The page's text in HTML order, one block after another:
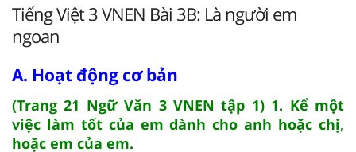
Tiếng Việt 3 VNEN Bài 3B: Là người em
ngoan
A. Hoạt động cơ bản
(Trang 21 Ngữ Văn 3 VNEN tập 1) 1. Kể một
việc làm tốt của em dành cho anh hoặc chị,
hoặc em của em.